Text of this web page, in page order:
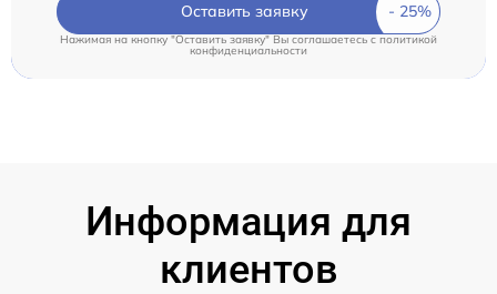
Оставить заявку
Нажимая на кнопку "Оставить заявку" Вы соглашаетесь cполитикой
конфиденциальности
Информация для
клиентов